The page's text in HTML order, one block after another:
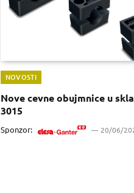
NOVOSTI
Nove cevne obujmnice u
3015
Sponzor: 20/06/